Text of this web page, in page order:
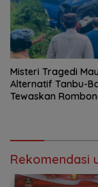
Misteri Tragedi
Alternatif Tanbu-
Tewaskan
Rekomendasi